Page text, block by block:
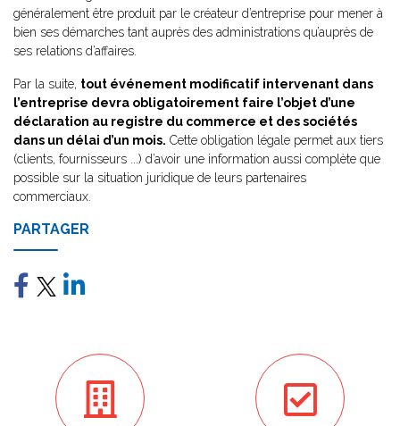
généralement être produit par le créateur d’entreprise pour mener à
bien ses démarches tant auprès des administrations qu’auprès de
ses relations d’affaires.
Par la suite, tout événement modificatif intervenant dans
l’entreprise devra obligatoirement faire l’objet d’une
déclaration au registre du commerce et des sociétés
dans un délai d’un mois. Cette obligation légale permet aux tiers
(clients, fournisseurs ...) d’avoir une information aussi complète que
possible sur la situation juridique de leurs partenaires
commerciaux.
PARTAGER